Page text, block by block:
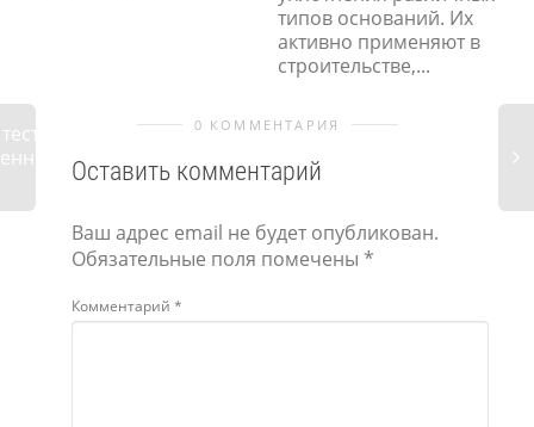
типов оснований. Их
активно применяют в
строительстве,...
0 КОММЕНТАРИЯ
Оставить комментарий
Ваш адрес email не будет опубликован.
Обязательные поля помечены *
Комментарий *